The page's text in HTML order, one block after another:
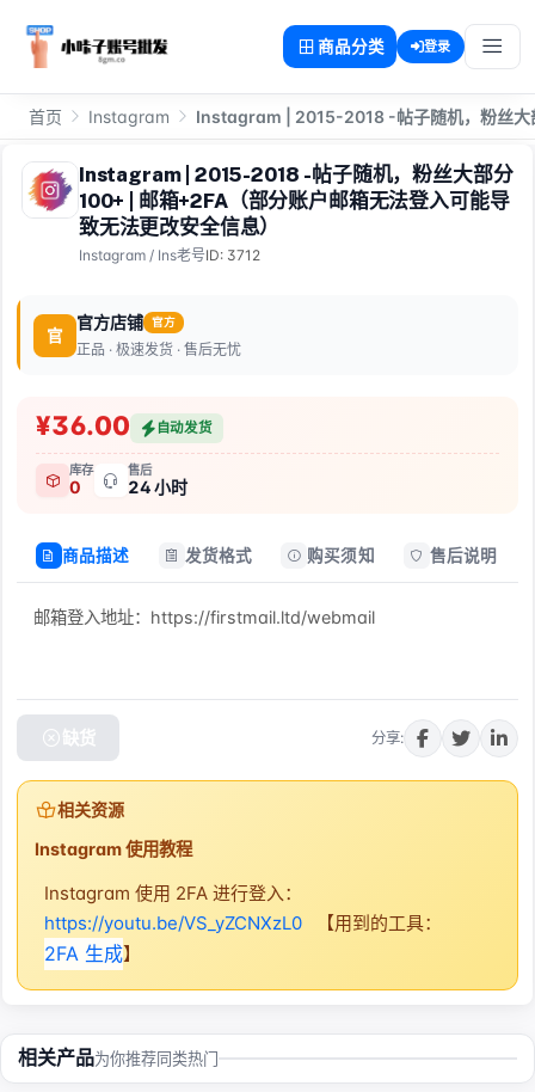
商品分类 登录
首页 Instagram Instagram | 2015-2018 -帖子随机，粉丝大
Instagram | 2015-2018 -帖子随机，粉丝大部分
100+ | 邮箱+2FA（部分账户邮箱无法登入可能导
致无法更改安全信息）
Instagram / Ins老号ID: 3712
官
官方店铺 官方
正品 · 极速发货 · 售后无忧
¥36.00 自动发货
库存
0
售后
24 小时
商品描述 发货格式 购买须知 售后说明
邮箱登入地址：https://firstmail.ltd/webmail
缺货 分享:
相关资源
Instagram 使用教程
Instagram 使用 2FA 进行登入：
https://youtu.be/VS_yZCNXzL0 【用到的工具：
2FA 生成】
相关产品为你推荐同类热门